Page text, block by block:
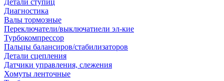
Детали ступиц
Диагностика
Валы тормозные
Переключатели/выключатиели эл-кие
Турбокомпрессор
Пальцы балансиров/стабилизаторов
Детали сцепления
Датчики управления, слежения
Хомуты ленточные